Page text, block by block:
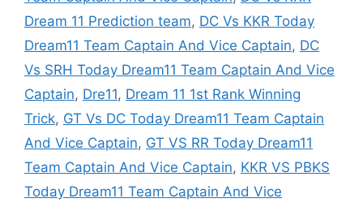
Dream 11 Prediction team, DC Vs KKR Today
Dream11 Team Captain And Vice Captain, DC
Vs SRH Today Dream11 Team Captain And Vice
Captain, Dre11, Dream 11 1st Rank Winning
Trick, GT Vs DC Today Dream11 Team Captain
And Vice Captain, GT VS RR Today Dream11
Team Captain And Vice Captain, KKR VS PBKS
Today Dream11 Team Captain And Vice